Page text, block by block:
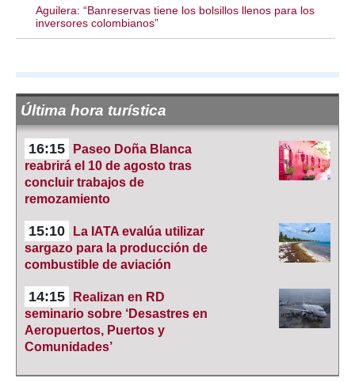
Aguilera: “Banreservas tiene los bolsillos llenos para los
inversores colombianos”
Última hora turística
16:15
Paseo Doña Blanca
reabrirá el 10 de agosto tras
concluir trabajos de
remozamiento
15:10
La IATA evalúa utilizar
sargazo para la producción de
combustible de aviación
14:15
Realizan en RD
seminario sobre ‘Desastres en
Aeropuertos, Puertos y
Comunidades’